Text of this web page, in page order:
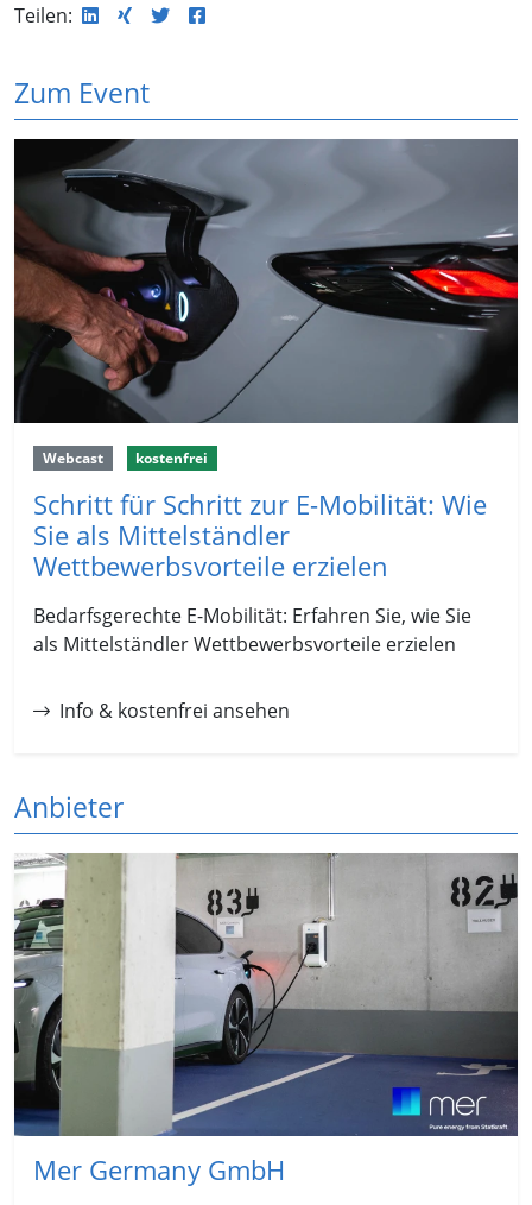
Teilen:
Zum Event
Webcast kostenfrei
Schritt für Schritt zur E-Mobilität: Wie
Sie als Mittelständler
Wettbewerbsvorteile erzielen
Bedarfsgerechte E-Mobilität: Erfahren Sie, wie Sie
als Mittelständler Wettbewerbsvorteile erzielen
Info & kostenfrei ansehen
Anbieter
Mer Germany GmbH